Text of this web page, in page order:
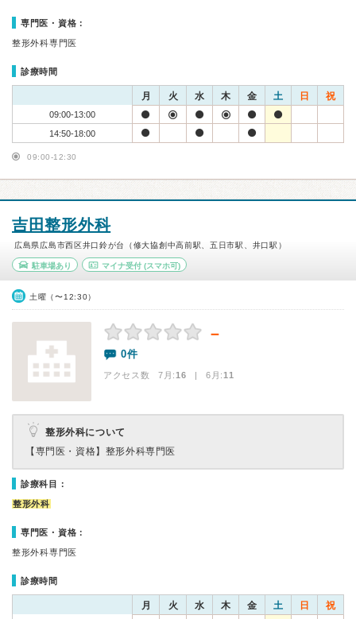
専門医・資格：
整形外科専門医
診療時間
月 火 水 木 金 土 日 祝
09:00-13:00
14:50-18:00
09:00-12:30
吉田整形外科
広島県広島市西区井口鈴が台（修大協創中高前駅、五日市駅、井口駅）
駐車場あり マイナ受付(スマホ可)
土曜（〜12:30）
－
0件
アクセス数 7月:16 | 6月:11
整形外科について
【専門医・資格】 整形外科専門医
診療科目：
整形外科
専門医・資格：
整形外科専門医
診療時間
月 火 水 木 金 土 日 祝